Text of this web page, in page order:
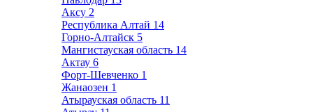
Аксу 2
Республика Алтай 14
Горно-Алтайск 5
Мангистауская область 14
Актау 6
Форт-Шевченко 1
Жанаозен 1
Атырауская область 11